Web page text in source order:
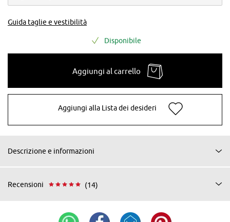
Guida taglie e vestibilità
Disponibile
Aggiungi al carrello
Aggiungi alla Lista dei desideri
Descrizione e informazioni
Recensioni (14)